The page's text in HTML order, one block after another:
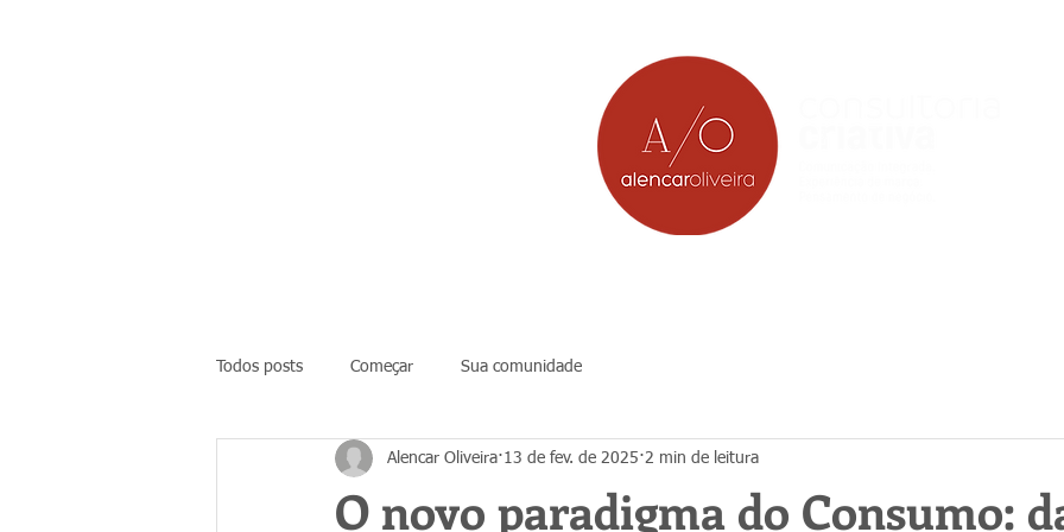
Todos posts Começar Sua comunidade
O novo paradigma do Consumo:
Alencar Oliveira 13 de fev. de 2025 2 min de leitura